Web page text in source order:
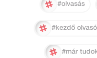
#olvasás
#kezdő
#már